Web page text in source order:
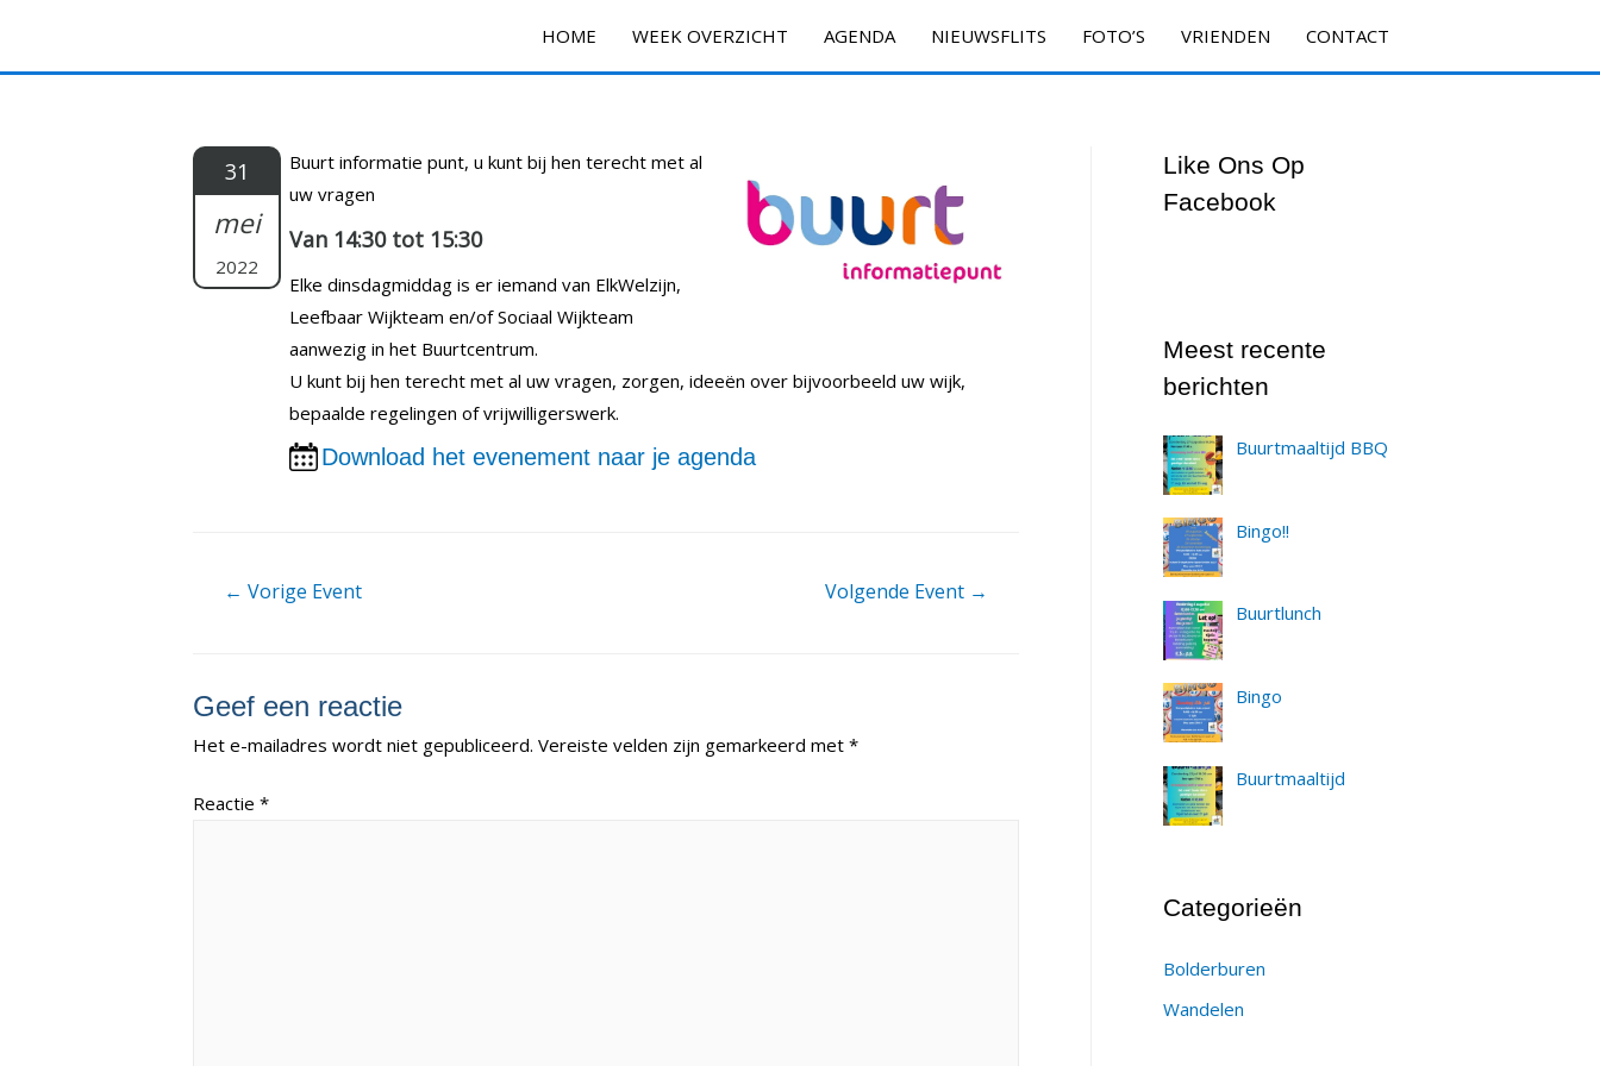
inhoud
HOME WEEK OVERZICHT AGENDA NIEUWSFLITS FOTO’S VRIENDEN CONTACT
31
mei
2022
Buurt informatie punt, u kunt bij hen terecht met al
uw vragen
Van 14:30 tot 15:30
Elke dinsdagmiddag is er iemand van ElkWelzijn,
Leefbaar Wijkteam en/of Sociaal Wijkteam
aanwezig in het Buurtcentrum.
U kunt bij hen terecht met al uw vragen, zorgen, ideeën over bijvoorbeeld uw wijk,
bepaalde regelingen of vrijwilligerswerk.
Download het evenement naar je agenda
Berichtnavigatie
← Vorige Event Volgende Event →
Geef een reactie
Het e-mailadres wordt niet gepubliceerd. Vereiste velden zijn gemarkeerd met *
Reactie *
Like Ons Op
Facebook
Meest recente
berichten
Buurtmaaltijd BBQ
Bingo!!
Buurtlunch
Bingo
Buurtmaaltijd
Categorieën
Bolderburen
Wandelen